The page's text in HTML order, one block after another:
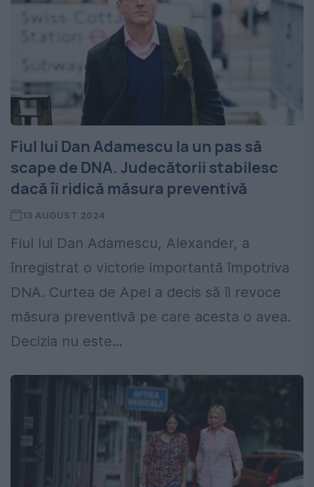
Fiul lui Dan Adamescu la un pas să
scape de DNA. Judecătorii stabilesc
dacă îi ridică măsura preventivă
13 AUGUST 2024
Fiul lui Dan Adamescu, Alexander, a
înregistrat o victorie importantă împotriva
DNA. Curtea de Apel a decis să îi revoce
măsura preventivă pe care acesta o avea.
Decizia nu este...